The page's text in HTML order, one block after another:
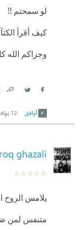
نفسه والدعوة
لو سمحتم !!
كيف أقرأ
وجزاكم الله
أوافق 12
ghazali
يلامس الروح
متنفس لمن